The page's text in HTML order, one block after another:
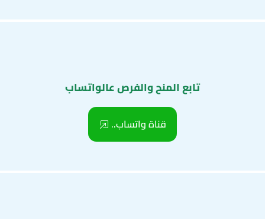
تابع المنح والفرص عالواتساب
قناة واتساب..